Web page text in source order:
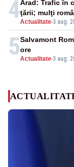
4Actualitate-3 aug.
Arad: Trafic în
ţării; mulţi
5Actualitate-3 aug.
Salvamont
ore